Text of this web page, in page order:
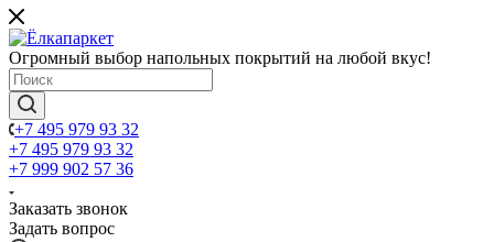
Огромный выбор напольных покрытий на любой вкус!
+7 495 979 93 32
+7 495 979 93 32
+7 999 902 57 36
Заказать звонок
Задать вопрос